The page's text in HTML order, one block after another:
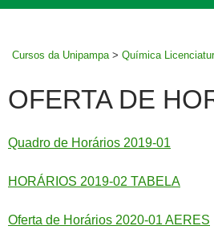
Cursos da Unipampa > Química
OFERTA DE
Quadro de Horários 2019-01
HORÁRIOS 2019-02 TABELA
Oferta de Horários 2020-01 AERES